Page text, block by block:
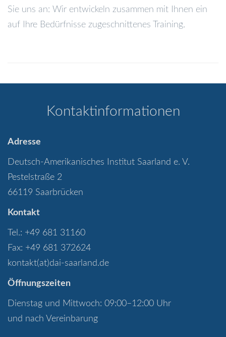
Sie uns an: Wir entwickeln zusammen mit Ihnen ein
auf Ihre Bedürfnisse zugeschnittenes Training.
Kontaktinformationen
Adresse
Deutsch-Amerikanisches Institut Saarland e. V.
Pestelstraße 2
66119 Saarbrücken
Kontakt
Tel.: +49 681 31160
Fax: +49 681 372624
kontakt(at)dai-saarland.de
Öffnungszeiten
Dienstag und Mittwoch: 09:00–12:00 Uhr
und nach Vereinbarung